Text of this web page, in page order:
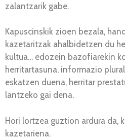
zalantzarik gabe.
Kapuscinskik zioen bezala,
kazetaritzak ahalbidetzen du
kultua… edozein bazofiarekin
herritartasuna, informazio
eskatzen duena, herritar
lantzeko gai dena.
Hori lortzea guztion ardura da,
kazetariena.